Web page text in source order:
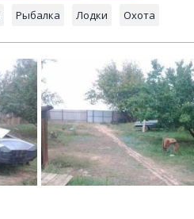
Рыбалка Лодки Охота